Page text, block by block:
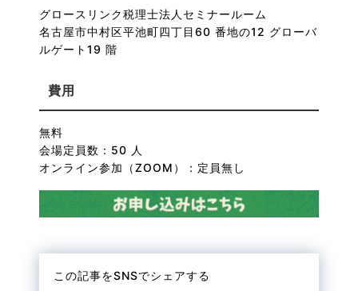
グロースリンク税理士法人セミナールーム
名古屋市中村区平池町四丁目60 番地の12 グローバ
ルゲート19 階
費用
無料
会場定員数：50 人
オンライン参加（ZOOM）：定員無し
この記事をSNSでシェアする